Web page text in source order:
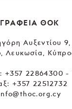
ΓΡΑΦΕΙΑ ΘΟΚ
Αυξεντίου 9,
Λευκωσία,
+357 22864300 -
+357 22512732